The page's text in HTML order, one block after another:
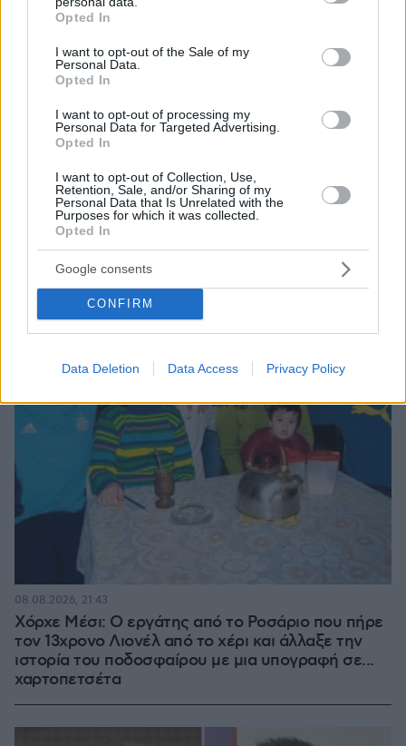
grant or deny consent to Google and its third-party tags to
use your data for below specified purposes in below Google
consent section.
Opted In
I want to opt-out of the Sale of my
Personal Data.
Opted In
I want to opt-out of processing my
Personal Data for Targeted Advertising.
Opted In
I want to opt-out of Collection, Use,
Retention, Sale, and/or Sharing of my
Personal Data that Is Unrelated with the
Purposes for which it was collected.
Opted In
Google consents
CONFIRM
Data Deletion Data Access Privacy Policy
που δεν πρόλαβε να ξεφύγει από το τσουνάμι
μπορεί ν' αλλάξει τη χρονολογία της μεγάλης
08.08.2026, 18:08
Χόρχε Μέσι: Ο εργάτης από το Ροσάριο που πήρε
τον 13χρονο Λιονέλ από το χέρι και άλλαξε την
ιστορία του ποδοσφαίρου με μια υπογραφή σε...
χαρτοπετσέτα
08.08.2026, 21:43